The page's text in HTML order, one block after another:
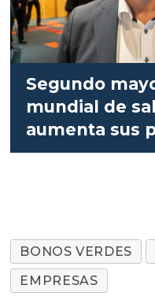
Segundo
mundial de
aumenta sus
toneladas
BONOS VERDES
EMPRESAS